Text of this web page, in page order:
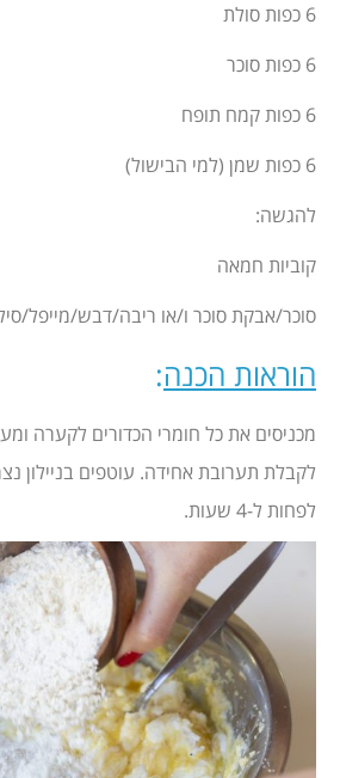
6 כפות סולת
6 כפות סוכר
6 כפות קמח תופח
6 כפות שמן (למי הבישול)
להגשה:
קוביות חמאה
סוכר/אבקת סוכר ו/או ריבה/דבש/מייפל/
הוראות הכנה:
מכניסים את כל חומרי הכדורים לקערה
לקבלת תערובת אחידה. עוטפים בניילון
לפחות ל-4 שעות.